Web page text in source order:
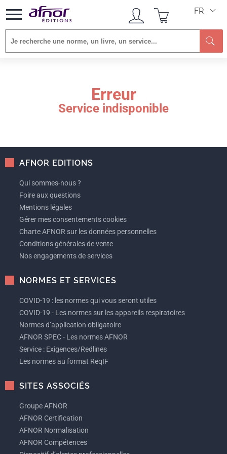
FR
Erreur
Service indisponible
AFNOR EDITIONS
Qui sommes-nous ?
Foire aux questions
Mentions légales
Gérer mes consentements cookies
Charte AFNOR sur les données personnelles
Conditions générales de vente
Nos engagements de services
NORMES ET SERVICES
COVID-19 : les normes qui vous seront utiles
COVID-19 - Les normes sur les appareils respiratoires
Normes d’application obligatoire
AFNOR SPEC - Les normes AFNOR
Service : Exigences/Redlines
Les normes au format ReqIF
SITES ASSOCIÉS
Groupe AFNOR
AFNOR Certification
AFNOR Normalisation
AFNOR Compétences